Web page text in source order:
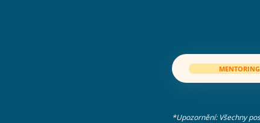
MENTORING
*Upozornění: Všechny